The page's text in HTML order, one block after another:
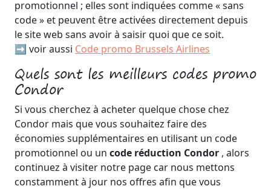
promotionnel ; elles sont indiquées comme « sans
code » et peuvent être activées directement depuis
le site web sans avoir à saisir quoi que ce soit.
➡️ voir aussi Code promo Brussels Airlines
Quels sont les meilleurs codes promo
Condor
Si vous cherchez à acheter quelque chose chez
Condor mais que vous souhaitez faire des
économies supplémentaires en utilisant un code
promotionnel ou un code réduction Condor , alors
continuez à visiter notre page car nous mettons
constamment à jour nos offres afin que vous